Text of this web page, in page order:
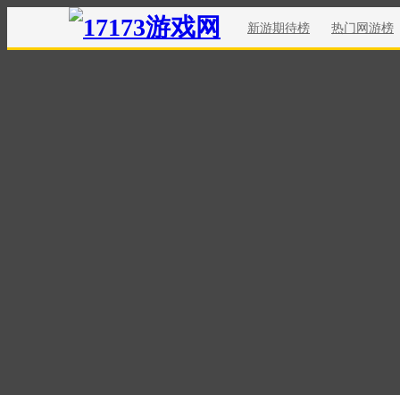
新游期待榜 热门网游榜